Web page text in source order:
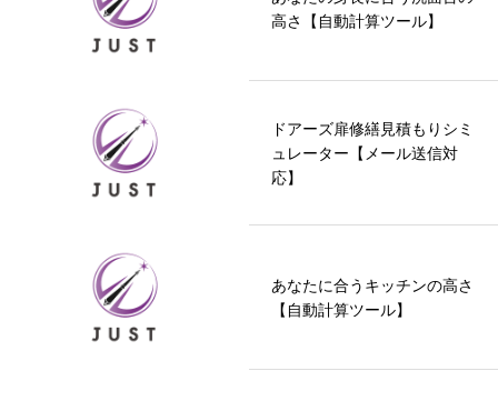
高さ【自動計算ツール】
ドアーズ扉修繕見積もりシミ
ュレーター【メール送信対
応】
あなたに合うキッチンの高さ
【自動計算ツール】